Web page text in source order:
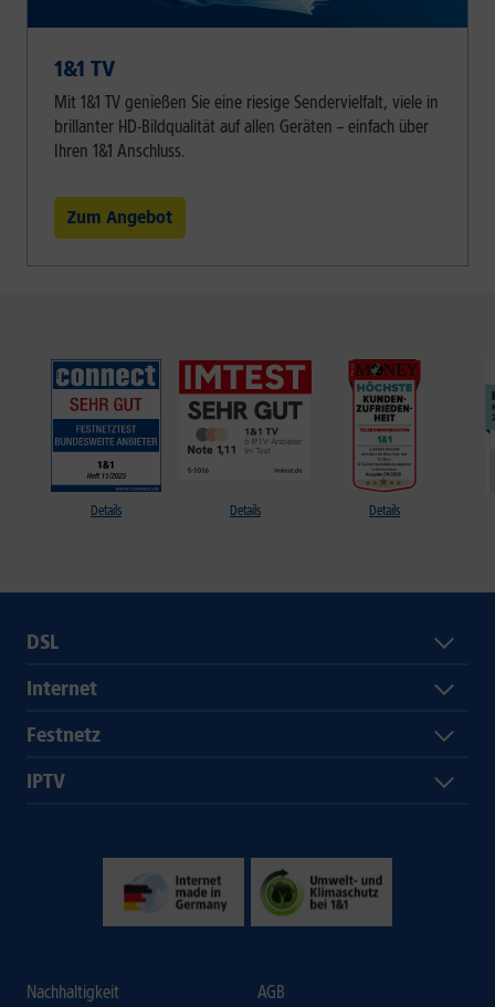
1&1 TV
Mit 1&1 TV genießen Sie eine riesige Sendervielfalt, viele in
brillanter HD-Bildqualität auf allen Geräten – einfach über
Ihren 1&1 Anschluss.
Zum Angebot
Details Details Details
DSL
Internet
Festnetz
IPTV
Nachhaltigkeit AGB